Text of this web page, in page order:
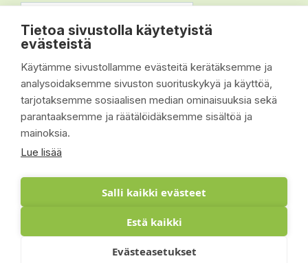
Tietoa sivustolla käytetyistä
evästeistä
Käytämme sivustollamme evästeitä kerätäksemme ja
analysoidaksemme sivuston suorituskykyä ja käyttöä,
tarjotaksemme sosiaalisen median ominaisuuksia sekä
parantaaksemme ja räätälöidäksemme sisältöä ja
mainoksia.
Lue lisää
Salli kaikki evästeet
Estä kaikki
Evästeasetukset
© 2026 - Suomen Siisti Piha Oy - Toteutus: